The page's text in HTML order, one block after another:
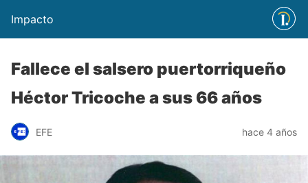
Impacto
Fallece el salsero puertorriqueño
Héctor Tricoche a sus 66 años
EFE hace 4 años